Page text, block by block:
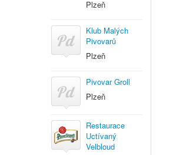
Plzeň
Klub Malých
Pivovarů
Plzeň
Pivovar Groll
Plzeň
Restaurace
Uctívaný
Velbloud